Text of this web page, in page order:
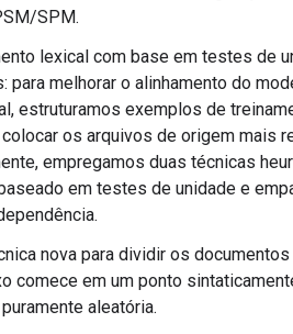
SPM.
lexical com base em testes de
para melhorar o alinhamento do
estruturamos exemplos de
os arquivos de origem mais
empregamos duas técnicas
em testes de unidade e
nova para dividir os
comece em um ponto
aleatória.